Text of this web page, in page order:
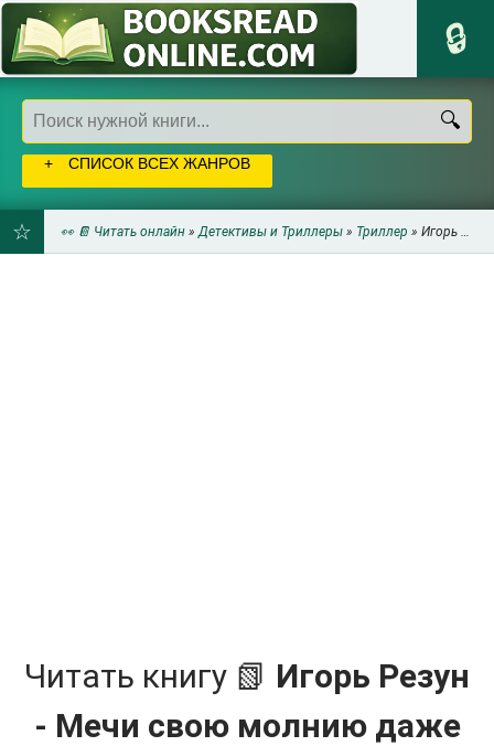
СПИСОК ВСЕХ ЖАНРОВ
👀 📔 Читать онлайн »Детективы и Триллеры » Триллер » Игорь Резун - Мечи свою молнию даже в смерть
Читать книгу 📗 Игорь Резун
- Мечи свою молнию даже